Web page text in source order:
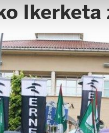
Ikerketa